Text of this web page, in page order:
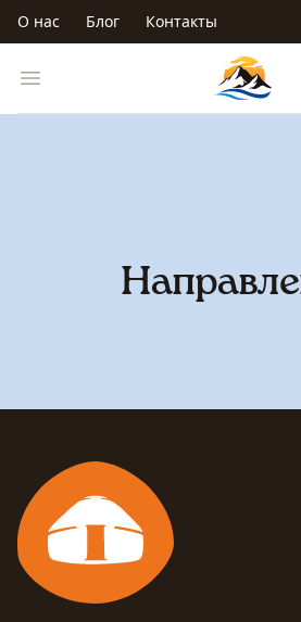
Перейти к основному содержанию
О нас Блог Контакты
Open menu Trip to